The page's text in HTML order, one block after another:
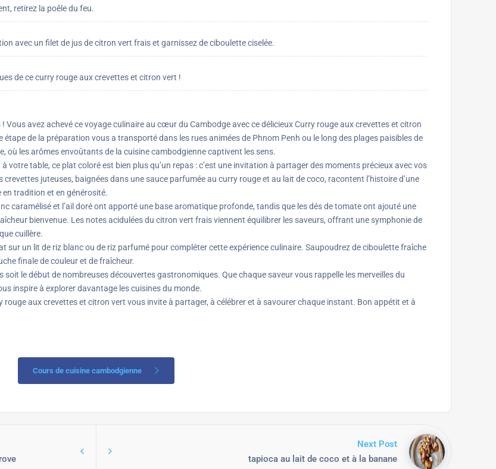
retirez la poêle du feu.
avec un filet de jus de citron vert frais et garnissez de ciboulette ciselée.
de ce curry rouge aux crevettes et citron vert !
Vous avez achevé ce voyage culinaire au cœur du Cambodge avec ce délicieux Curry rouge aux crevettes et citron
étape de la préparation vous a transporté dans les rues animées de Phnom Penh ou le long des plages paisibles de
où les arômes envoûtants de la cuisine cambodgienne captivent les sens.
votre table, ce plat coloré est bien plus qu’un repas : c’est une invitation à partager des moments précieux avec vos
crevettes juteuses, baignées dans une sauce parfumée au curry rouge et au lait de coco, racontent l’histoire d’une
en tradition et en générosité.
caramélisé et l’ail doré ont apporté une base aromatique profonde, tandis que les dés de tomate ont ajouté une
bienvenue. Les notes acidulées du citron vert frais viennent équilibrer les saveurs, offrant une symphonie de
cuillère.
sur un lit de riz blanc ou de riz parfumé pour compléter cette expérience culinaire. Saupoudrez de ciboulette fraîche
finale de couleur et de fraîcheur.
soit le début de nombreuses découvertes gastronomiques. Que chaque saveur vous rappelle les merveilles du
inspire à explorer davantage les cuisines du monde.
rouge aux crevettes et citron vert vous invite à partager, à célébrer et à savourer chaque instant. Bon appétit et à
Cours de cuisine cambodgienne
Next Post
tapioca au lait de coco et à la banane